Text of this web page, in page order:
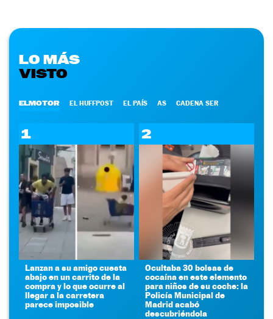
LO MÁS
VISTO
ELMOTOR EL HUFFPOST EL PAÍS AS CADENA SER
1
Lanzan a su amigo cuesta
abajo en un carrito de la
compra y lo que ocurre al
llegar a la carretera
parece imposible
2
Ocultaba 30 bolsas de
cocaína en este elemento
para niños de su coche: la
Policía Municipal de
Madrid acabó
descubriéndola